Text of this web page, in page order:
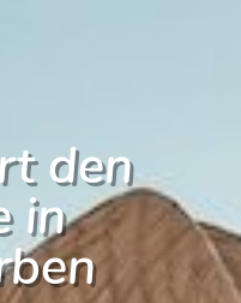
den
in